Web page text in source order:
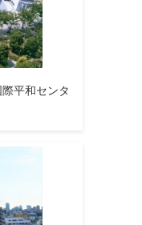
平和センタ